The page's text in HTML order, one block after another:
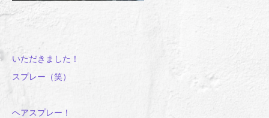
いただきました！
スプレー（笑）
ヘアスプレー！